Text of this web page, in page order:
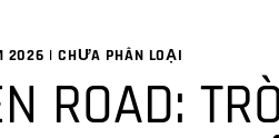
2026 | CHƯA PHÂN LOẠI
ROAD: